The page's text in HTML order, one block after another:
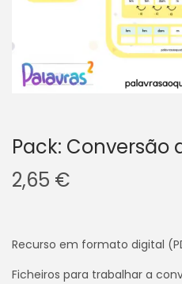
t
Pack: Conversão
2,65 €
Recurso em formato digital
Ficheiros para trabalhar a